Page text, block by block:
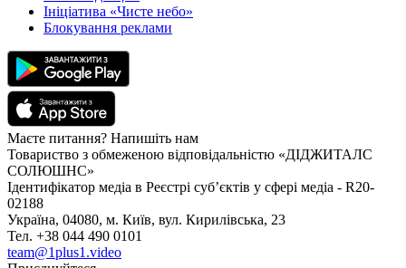
Ініціатива «Чисте небо»
Блокування реклами
Маєте питання? Напишіть нам
Товариство з обмеженою відповідальністю «ДІДЖИТАЛС
СОЛЮШНС»
Ідентифікатор медіа в Реєстрі суб’єктів у сфері медіа - R20-
02188
Україна, 04080, м. Київ, вул. Кирилівська, 23
Тел. +38 044 490 0101
team@1plus1.video